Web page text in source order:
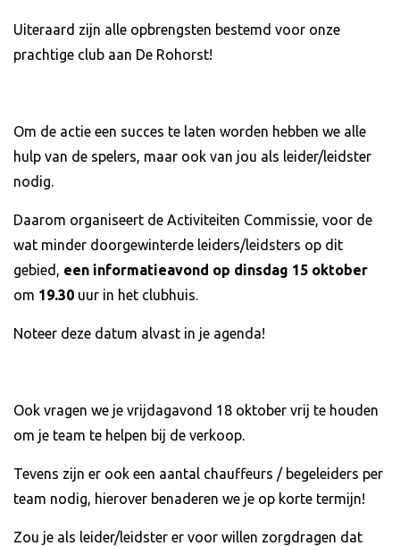
Uiteraard zijn alle opbrengsten bestemd voor onze
prachtige club aan De Rohorst!
Om de actie een succes te laten worden hebben we alle
hulp van de spelers, maar ook van jou als leider/leidster
nodig.
Daarom organiseert de Activiteiten Commissie, voor de
wat minder doorgewinterde leiders/leidsters op dit
gebied, een informatieavond op dinsdag 15 oktober
om 19.30 uur in het clubhuis.
Noteer deze datum alvast in je agenda!
Ook vragen we je vrijdagavond 18 oktober vrij te houden
om je team te helpen bij de verkoop.
Tevens zijn er ook een aantal chauffeurs / begeleiders per
team nodig, hierover benaderen we je op korte termijn!
Zou je als leider/leidster er voor willen zorgdragen dat